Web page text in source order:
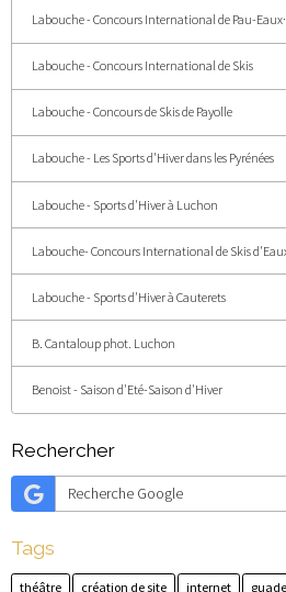
Labouche - Concours International de Pau-
Labouche - Concours International de Skis
Labouche - Concours de Skis de Payolle
Labouche - Les Sports d'Hiver dans les Pyrénées
Labouche - Sports d'Hiver à Luchon
Labouche- Concours International de Skis
Labouche - Sports d'Hiver à Cauterets
B. Cantaloup phot. Luchon
Benoist - Saison d'Eté-Saison d'Hiver
Rechercher
Tags
théâtre création de site internet